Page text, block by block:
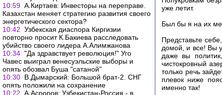
10:59 А.Киртаев: Инвесторы на переправе.
Казахстан меняет стратегию развития своего
энергетического сектора?
10:42 Узбекская диаспора Киргизии
повторно просит К.Бакиева расследовать
убийство своего лидера А.Алимжанова
10:34 "Да здравствует революция!" Уго
Чавес выиграл венесуэльские выборы и
опять обозвал Буша "сатаной"
10:30 В.Дымарский: Большой брат-2. СНГ
опять положили на сохранение
10:22 А.Асроров: Узбекистан-Россия - в
уже летит.
Был бы я на их
Представьте
домой, и все! Вы
даже вы
чистокровный
только речь
плевок ниже
именно так!